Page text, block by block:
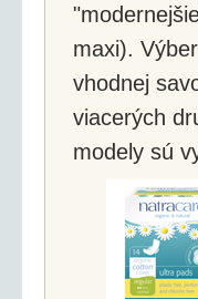
maxi).
vhodnej
viacerých
modely sú